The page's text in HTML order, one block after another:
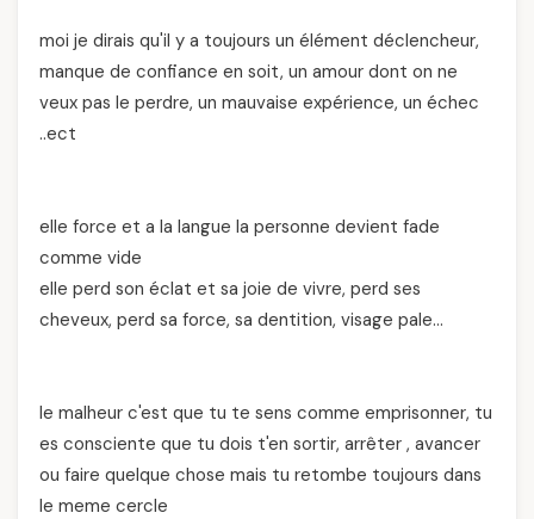
moi je dirais qu'il y a toujours un élément déclencheur,
manque de confiance en soit, un amour dont on ne
veux pas le perdre, un mauvaise expérience, un échec
..ect
elle force et a la langue la personne devient fade
comme vide
elle perd son éclat et sa joie de vivre, perd ses
cheveux, perd sa force, sa dentition, visage pale…
le malheur c'est que tu te sens comme emprisonner, tu
es consciente que tu dois t'en sortir, arrêter , avancer
ou faire quelque chose mais tu retombe toujours dans
le meme cercle